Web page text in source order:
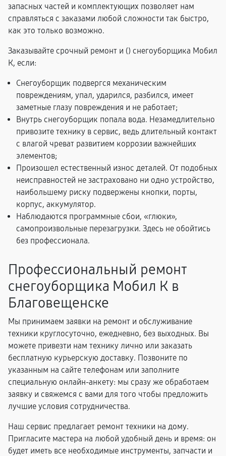
запасных частей и комплектующих позволяет нам
справляться с заказами любой сложности так быстро,
как это только возможно.
Заказывайте срочный ремонт и () снегоуборщика Мобил
К, если:
Снегоуборщик подвергся механическим
повреждениям, упал, ударился, разбился, имеет
заметные глазу повреждения и не работает;
Внутрь снегоуборщик попала вода. Незамедлительно
привозите технику в сервис, ведь длительный контакт
с влагой чреват развитием коррозии важнейших
элементов;
Произошел естественный износ деталей. От подобных
неисправностей не застраховано ни одно устройство,
наибольшему риску подвержены кнопки, порты,
корпус, аккумулятор.
Наблюдаются программные сбои, «глюки»,
самопроизвольные перезагрузки. Здесь не обойтись
без профессионала.
Профессиональный ремонт
снегоуборщика Мобил К в
Благовещенске
Мы принимаем заявки на ремонт и обслуживание
техники круглосуточно, ежедневно, без выходных. Вы
можете привезти нам технику лично или заказать
бесплатную курьерскую доставку. Позвоните по
указанным на сайте телефонам или заполните
специальную онлайн-анкету: мы сразу же обработаем
заявку и свяжемся с вами для того чтобы предложить
лучшие условия сотрудничества.
Наш сервис предлагает ремонт техники на дому.
Пригласите мастера на любой удобный день и время: он
будет иметь все необходимые инструменты, запчасти и